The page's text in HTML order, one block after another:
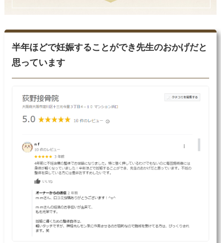
半年ほどで妊娠することができ先生のおかげだと
思っています